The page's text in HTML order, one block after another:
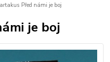
Před námi je boj
je boj